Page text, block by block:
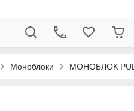
Моноблоки МОНОБЛОК